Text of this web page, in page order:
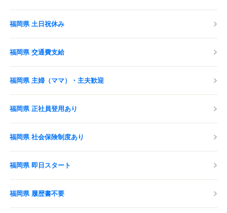
福岡県 土日祝休み
福岡県 交通費支給
福岡県 主婦（ママ）・主夫歓迎
福岡県 正社員登用あり
福岡県 社会保険制度あり
福岡県 即日スタート
福岡県 履歴書不要